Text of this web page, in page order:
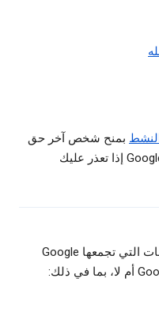
بمنح شخص آخر حق
الوصول إلى أجزاء من حسابك على Google إذا تعذر عليك
هناك طرق أخرى للتحكم في المعلومات التي تجمعها Google